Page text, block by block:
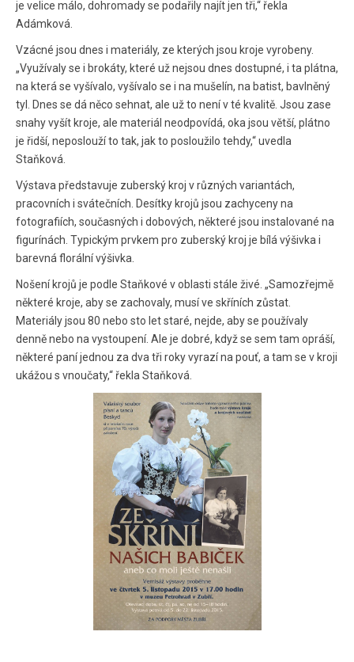
je velice málo, dohromady se podařily najít jen tři,“ řekla
Adámková.
Vzácné jsou dnes i materiály, ze kterých jsou kroje vyrobeny.
„Využívaly se i brokáty, které už nejsou dnes dostupné, i ta plátna,
na která se vyšívalo, vyšívalo se i na mušelín, na batist, bavlněný
tyl. Dnes se dá něco sehnat, ale už to není v té kvalitě. Jsou zase
snahy vyšít kroje, ale materiál neodpovídá, oka jsou větší, plátno
je řidší, neposlouží to tak, jak to posloužilo tehdy,“ uvedla
Staňková.
Výstava představuje zuberský kroj v různých variantách,
pracovních i svátečních. Desítky krojů jsou zachyceny na
fotografiích, současných i dobových, některé jsou instalované na
figurínách. Typickým prvkem pro zuberský kroj je bílá výšivka i
barevná florální výšivka.
Nošení krojů je podle Staňkové v oblasti stále živé. „Samozřejmě
některé kroje, aby se zachovaly, musí ve skříních zůstat.
Materiály jsou 80 nebo sto let staré, nejde, aby se používaly
denně nebo na vystoupení. Ale je dobré, když se sem tam opráší,
některé paní jednou za dva tři roky vyrazí na pouť, a tam se v kroji
ukážou s vnoučaty,“ řekla Staňková.